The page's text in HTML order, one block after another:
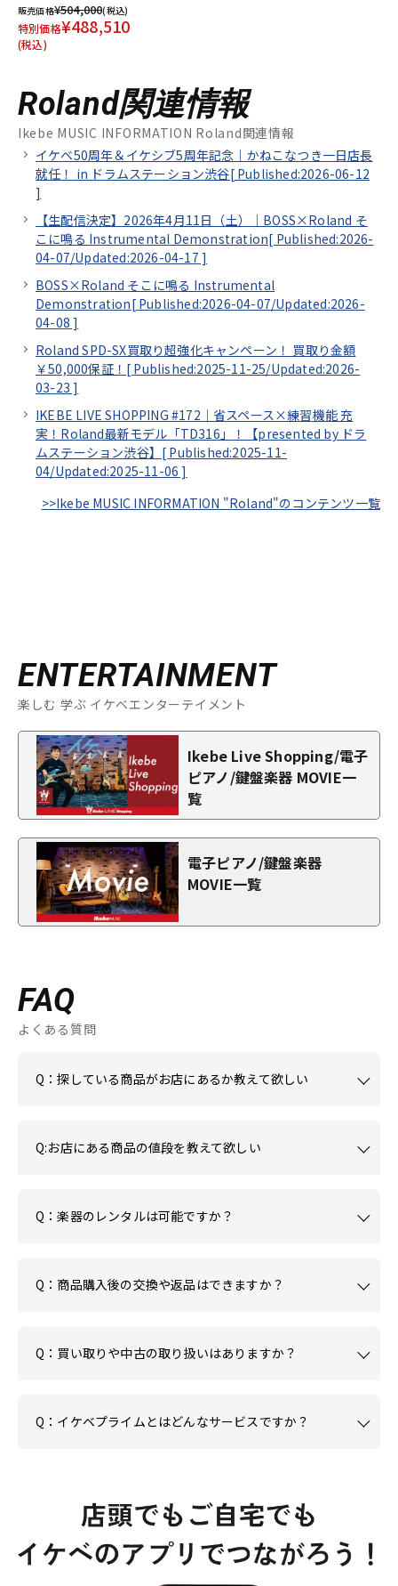
販売価格¥504,000(税込)
特別価格¥488,510
(税込)
Roland関連情報
Ikebe MUSIC INFORMATION Roland関連情報
イケベ50周年＆イケシブ5周年記念｜かねこなつき一日店長
就任！ in ドラムステーション渋谷[ Published:2026-06-12
]
【生配信決定】2026年4月11日（土）｜BOSS×Roland そ
こに鳴る Instrumental Demonstration[ Published:2026-
04-07/Updated:2026-04-17 ]
BOSS×Roland そこに鳴る Instrumental
Demonstration[ Published:2026-04-07/Updated:2026-
04-08 ]
Roland SPD-SX買取り超強化キャンペーン！ 買取り金額
￥50,000保証！[ Published:2025-11-25/Updated:2026-
03-23 ]
IKEBE LIVE SHOPPING #172｜省スペース×練習機能 充
実！Roland最新モデル「TD316」！【presented by ドラ
ムステーション渋谷】[ Published:2025-11-
04/Updated:2025-11-06 ]
>>Ikebe MUSIC INFORMATION "Roland"のコンテンツ一覧
ENTERTAINMENT
楽しむ 学ぶ イケベエンターテイメント
Ikebe Live Shopping/電子
ピアノ/鍵盤楽器 MOVIE一
覧
電子ピアノ/鍵盤楽器
MOVIE一覧
FAQ
よくある質問
Q：探している商品がお店にあるか教えて欲しい
Q:お店にある商品の値段を教えて欲しい
Q：楽器のレンタルは可能ですか？
Q：商品購入後の交換や返品はできますか？
Q：買い取りや中古の取り扱いはありますか？
Q：イケベプライムとはどんなサービスですか？